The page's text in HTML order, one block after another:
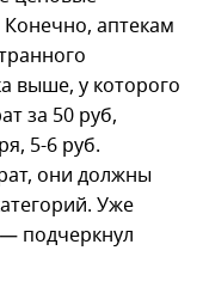
аптекам
выше, у которого
за 50 руб,
5-6 руб.
они должны
Уже
подчеркнул